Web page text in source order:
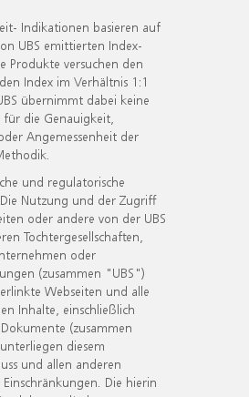
Indikationen basieren auf
UBS emittierten Index-
Produkte versuchen den
Index im Verhältnis 1:1
übernimmt dabei keine
die Genauigkeit,
Angemessenheit der
und regulatorische
Nutzung und der Zugriff
oder andere von der UBS
Tochtergesellschaften,
oder
(zusammen "UBS")
Webseiten und alle
Inhalte, einschließlich
(zusammen
diesem
und allen anderen
Die hierin